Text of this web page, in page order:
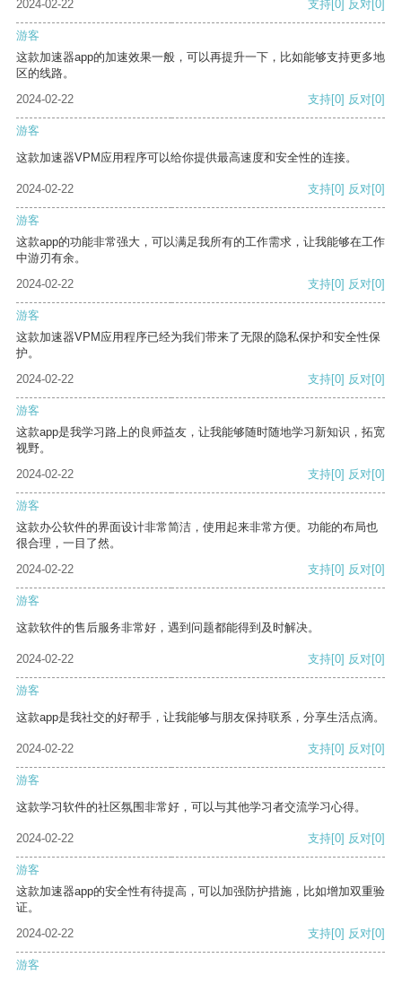
2024-02-22 支持 [0] 反对 [0]
游客
这款加速器app的加速效果一般，可以再提升一下，比如能够支持更多地
区的线路。
2024-02-22
支持[0] 反对[0]
游客
这款加速器VPM应用程序可以给你提供最高速度和安全性的连接。
2024-02-22 支持[0] 反对[0]
游客
这款app的功能非常强大，可以满足我所有的工作需求，让我能够在工作
中游刃有余。
2024-02-22
支持[0] 反对[0]
游客
这款加速器VPM应用程序已经为我们带来了无限的隐私保护和安全性保
护。
2024-02-22
支持[0] 反对[0]
游客
这款app是我学习路上的良师益友，让我能够随时随地学习新知识，拓宽
视野。
2024-02-22
支持[0] 反对[0]
游客
这款办公软件的界面设计非常简洁，使用起来非常方便。功能的布局也
很合理，一目了然。
2024-02-22
支持[0] 反对[0]
游客
这款软件的售后服务非常好，遇到问题都能得到及时解决。
2024-02-22 支持[0] 反对[0]
游客
这款app是我社交的好帮手，让我能够与朋友保持联系，分享生活点滴。
2024-02-22 支持[0] 反对[0]
游客
这款学习软件的社区氛围非常好，可以与其他学习者交流学习心得。
2024-02-22 支持[0] 反对[0]
游客
这款加速器app的安全性有待提高，可以加强防护措施，比如增加双重验
证。
2024-02-22
支持[0] 反对[0]
游客